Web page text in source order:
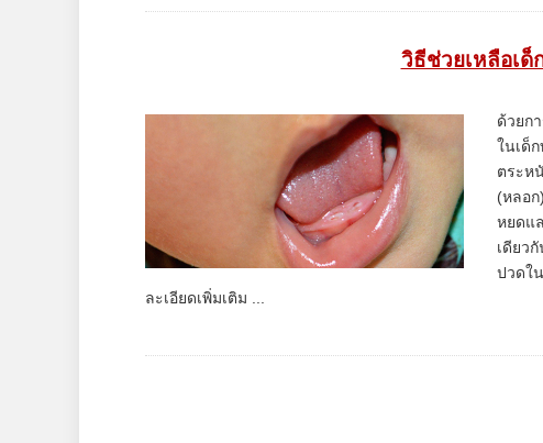
วิธีช่วยเหลือเด็
ด้วยก
ในเด็
ตระห
(หลอ
หยดแ
เดียว
ปวดใ
ละเอียดเพิ่มเติม ...